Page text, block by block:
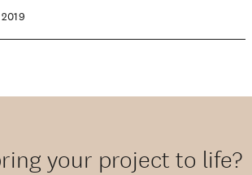
your project to life?